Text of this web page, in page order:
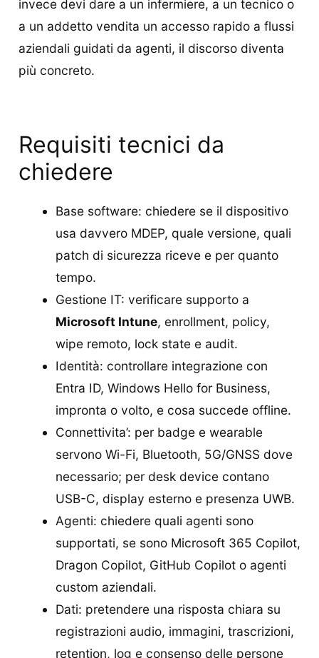
invece devi dare a un infermiere, a un tecnico o
a un addetto vendita un accesso rapido a flussi
aziendali guidati da agenti, il discorso diventa
più concreto.
Requisiti tecnici da
chiedere
Base software: chiedere se il dispositivo
usa davvero MDEP, quale versione, quali
patch di sicurezza riceve e per quanto
tempo.
Gestione IT: verificare supporto a
Microsoft Intune, enrollment, policy,
wipe remoto, lock state e audit.
Identità: controllare integrazione con
Entra ID, Windows Hello for Business,
impronta o volto, e cosa succede offline.
Connettivita’: per badge e wearable
servono Wi-Fi, Bluetooth, 5G/GNSS dove
necessario; per desk device contano
USB-C, display esterno e presenza UWB.
Agenti: chiedere quali agenti sono
supportati, se sono Microsoft 365 Copilot,
Dragon Copilot, GitHub Copilot o agenti
custom aziendali.
Dati: pretendere una risposta chiara su
registrazioni audio, immagini, trascrizioni,
retention, log e consenso delle persone